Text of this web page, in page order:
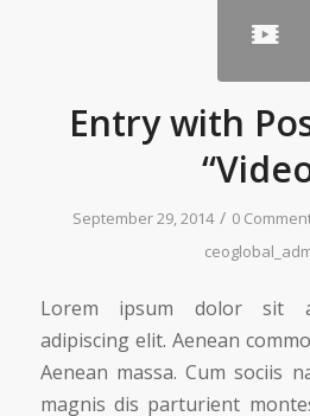
Entry with
September 29, 2014 / 0
Lorem ipsum dolor sit
adipiscing elit. Aenean
Aenean massa. Cum sociis
magnis dis parturient